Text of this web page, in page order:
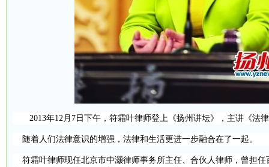
2013年12月 7 日 下午，符霜叶律师登上《扬州讲坛》，主讲《法
随着人们法律意识的增强，法律和生活更进一步融合在了一起。
符霜叶律师现任北京市中灏律师事务所主任、合伙人律师，曾担